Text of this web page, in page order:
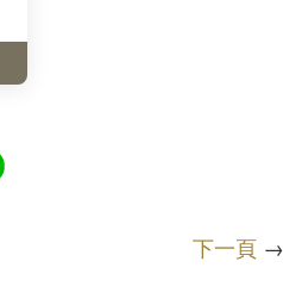
下一頁 →